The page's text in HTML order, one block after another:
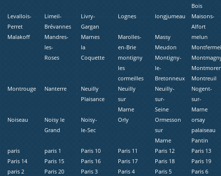
Bois
Levallois-
Perret
Limeil-
Brévannes
Livry-
Gargan
Lognes longjumeau
Maisons-
Alfort
Malakoff
Mandres-
les-
Roses
Marnes
la
Coquette
Marolles-
en-Brie
Massy
melun
Meudon
montigny
les
cormeilles
Montigny-
le-
Bretonneux
Montreuil
Montrouge
Nanterre
Neuilly
Plaisance
Neuilly
sur
Marne
Neuilly-
sur-
Seine
Nogent-
sur-
Marne
Noiseau
Noisy le
Grand
Noisy-
le-Sec
Orly
Ormesson
sur
Marne
orsay
palaiseau
Pantin
paris
paris 1 Paris 10 Paris 11 Paris 12
Paris 13
Paris 14
Paris 15 Paris 16 Paris 17 Paris 18
Paris 19
paris 2
Paris 20 Paris 3 Paris 4 Paris 5
Paris 6